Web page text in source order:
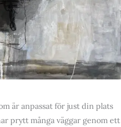
är anpassat för just din plats
prytt många väggar genom ett